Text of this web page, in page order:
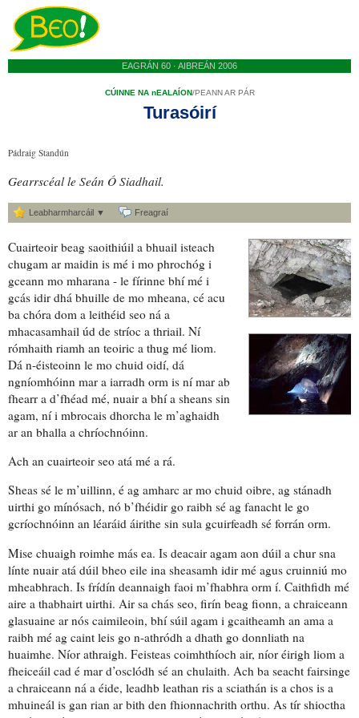
EAGRÁN 60 · AIBREÁN 2006
CÚINNE NA nEALAÍON/PEANN AR PÁR
Turasóirí
Pádraig Standún
Gearrscéal le Seán Ó Siadhail.
Leabharmharcáil ▼ Freagraí
Cuairteoir beag saoithiúil a bhuail isteach
chugam ar maidin is mé i mo phrochóg i
gceann mo mharana - le fírinne bhí mé i
gcás idir dhá bhuille de mo mheana, cé acu
ba chóra dom a leithéid seo ná a
mhacasamhail úd de stríoc a thriail. Ní
rómhaith riamh an teoiric a thug mé liom.
Dá n-éisteoinn le mo chuid oidí, dá
ngníomhóinn mar a iarradh orm is ní mar ab
fhearr a d’fhéad mé, nuair a bhí a sheans sin
agam, ní i mbrocais dhorcha le m’aghaidh
ar an bhalla a chríochnóinn.
Ach an cuairteoir seo atá mé a rá.
Sheas sé le m’uillinn, é ag amharc ar mo chuid oibre, ag stánadh
uirthi go mínósach, nó b’fhéidir go raibh sé ag fanacht le go
gcríochnóinn an léaráid áirithe sin sula gcuirfeadh sé forrán orm.
Mise chuaigh roimhe más ea. Is deacair agam aon dúil a chur sna
línte nuair atá dúil bheo eile ina sheasamh idir mé agus cruinniú mo
mheabhrach. Is frídín deannaigh faoi m’fhabhra orm í. Caithfidh mé
aire a thabhairt uirthi. Air sa chás seo, firín beag fionn, a chraiceann
glasuaine ar nós caimileoin, bhí súil agam i gcaitheamh an ama a
raibh mé ag caint leis go n-athródh a dhath go donnliath na
huaimhe. Níor athraigh. Feisteas coimhthíoch air, níor éirigh liom a
fheiceáil cad é mar d’osclódh sé an chulaith. Ach ba seacht fairsinge
a chraiceann ná a éide, leadhb leathan ris a sciathán is a chos is a
mhuineál is gan rian ar bith den fhionnachrith orthu. As tír shioctha